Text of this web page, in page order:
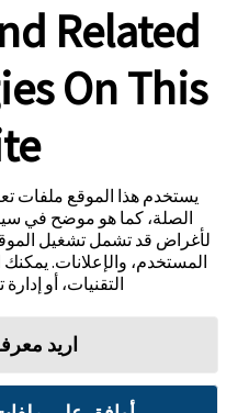
Related
On This
يستخدم هذا الموقع ملفات
الصلة، كما هو موضح في
لأغراض قد تشمل تشغيل
المستخدم، والإعلانات.
التقنيات، أو
اريد